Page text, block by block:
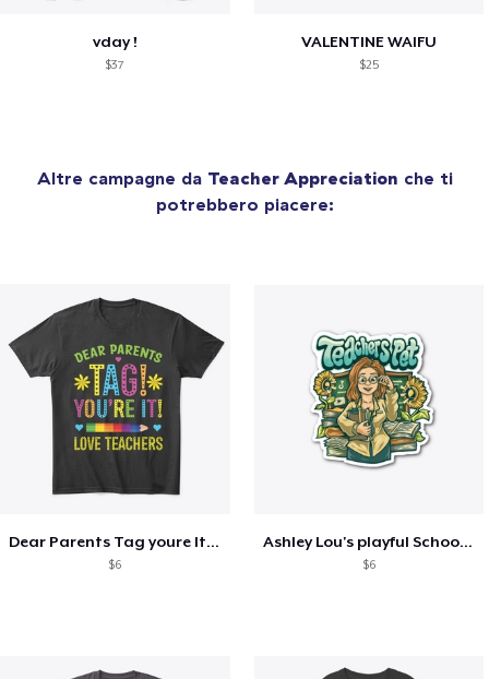
vday !
$37
VALENTINE WAIFU
$25
Altre campagne da Teacher Appreciation che ti
potrebbero piacere:
Dear Parents Tag youre It Love Teachers
$6
Ashley Lou's playful School🏠 Collection
$6